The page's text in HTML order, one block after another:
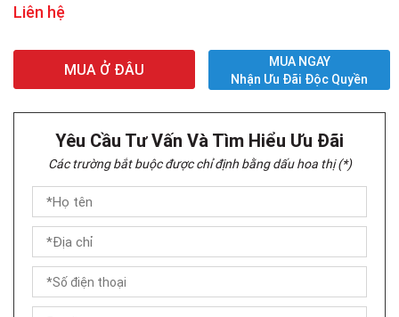
Liên hệ
MUA Ở ĐÂU
MUA NGAY
Nhận Ưu Đãi Độc Quyền
Yêu Cầu Tư Vấn Và Tìm Hiểu Ưu Đãi
Các trường bắt buộc được chỉ định bằng dấu hoa thị (*)